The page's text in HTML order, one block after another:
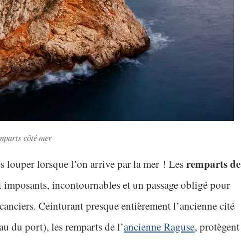
côté mer
louper lorsque l’on arrive par la mer ! Lesremparts de
imposants, incontournables et un passage obligé pour
Ceinturant presque entièrement l’ancienne cité
du port), les remparts de l’ancienne Raguse, protègent